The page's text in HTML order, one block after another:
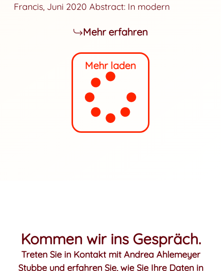
Francis, Juni 2020 Abstract: In modern
Mehr erfahren
Mehr laden
Kommen wir ins Gespräch.
Treten Sie in Kontakt mit Andrea Ahlemeyer
Stubbe und erfahren Sie, wie Sie Ihre Daten in